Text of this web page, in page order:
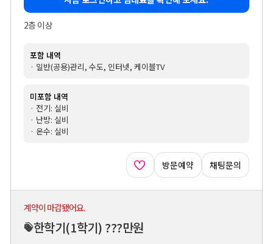
2층 이상
포함 내역
· 일반(공용)관리, 수도, 인터넷, 케이블TV
미포함 내역
· 전기: 실비
· 난방: 실비
· 온수: 실비
방문예약 채팅문의
계약이 마감됐어요.
한학기(1학기) ???만원